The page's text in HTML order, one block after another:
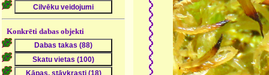
Konkrēti dabas objekti